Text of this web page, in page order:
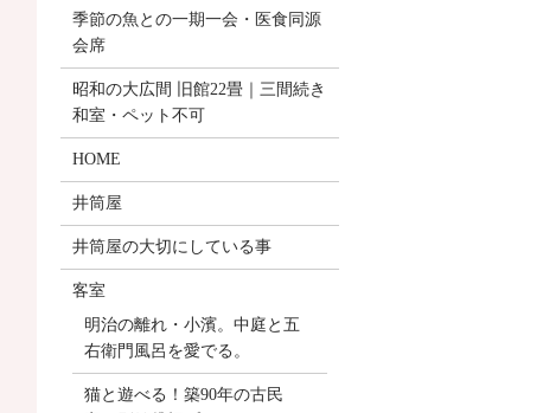
季節の魚との一期一会・医食同源
会席
昭和の大広間 旧館22畳｜三間続き
和室・ペット不可
HOME
井筒屋
井筒屋の大切にしている事
客室
明治の離れ・小濱。中庭と五
右衛門風呂を愛でる。
猫と遊べる！築90年の古民